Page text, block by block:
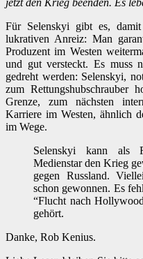
jetzt den Krieg beenden. Es
Für Selenskyi gibt es,
lukrativen Anreiz: Man
Produzent im Westen
und gut versteckt. Es muss
gedreht werden: Selenskyi,
zum Rettungshubschrauber
Grenze, zum nächsten
Karriere im Westen, ähnlich
im Wege.
Selenskyi kann als
Medienstar den Krieg
gegen Russland.
schon gewonnen. Es
“Flucht nach
gehört.
Danke, Rob Kenius.